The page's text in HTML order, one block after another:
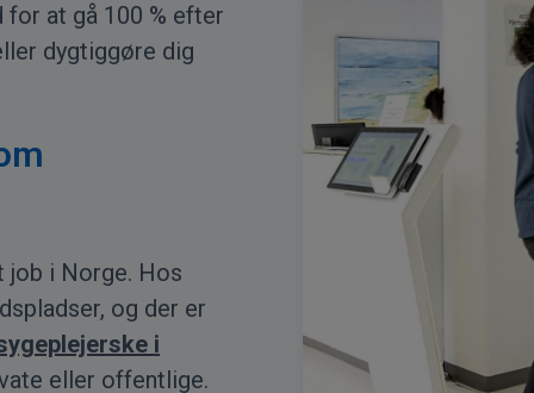
for at gå 100 % efter
dygtiggøre dig
job i Norge. Hos
og der er
i
eller offentlige.